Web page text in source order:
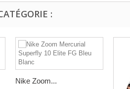
:
Nike Zoom...